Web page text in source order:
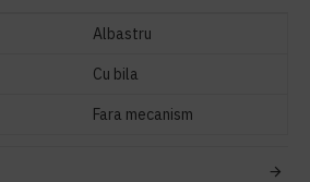
Albastru
Cu bila
Fara mecanism